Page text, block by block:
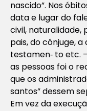
nascido”. Nos
data e lugar do
civil, naturalidade,
pais, do cônjuge,
testamen‐ to etc.
as pessoas foi o
que os
santos” dessem
Em vez da